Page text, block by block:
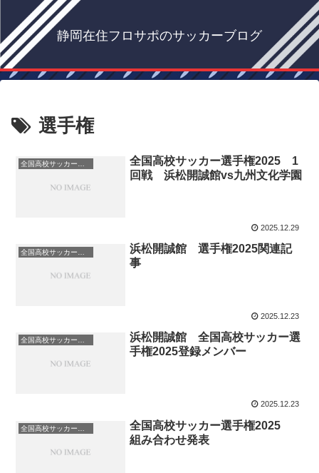
静岡在住フロサポのサッカーブログ
選手権
全国高校サッカー選手権2025 1
回戦 浜松開誠館vs九州文化学園
2025.12.29
浜松開誠館 選手権2025関連記
事
2025.12.23
全国高校サッカー選手権
浜松開誠館 全国高校サッカー選
手権2025登録メンバー
2025.12.23
全国高校サッカー選手権2025
組み合わせ発表